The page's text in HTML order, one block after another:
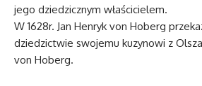
jego dziedzicznym właścicielem.
W 1628r. Jan Henryk von Hoberg
dziedzictwie swojemu kuzynowi z
von Hoberg.